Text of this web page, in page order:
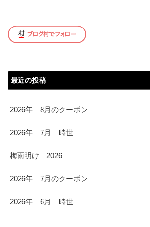
最近の投稿
2026年 8月のクーポン
2026年 7月 時世
梅雨明け 2026
2026年 7月のクーポン
2026年 6月 時世